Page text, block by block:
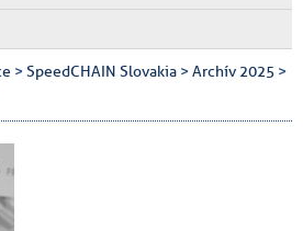
>SpeedCHAIN Slovakia >Archív 2025 >